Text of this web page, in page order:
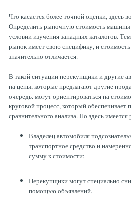
Что касается более точной оценки, здесь
Определить рыночную стоимость
условии изучения западных каталогов.
рынок имеет свою специфику, и
значительно отличается.
В такой ситуации перекупщики и другие
на цены, которые предлагают другие
очередь, могут ориентироваться на
круговой процесс, который обеспечивает
сравнительного анализа. Но здесь
Владелец автомобиля
транспортное средство и
сумму к стоимости;
Перекупщики могут специально
помощью объявлений.